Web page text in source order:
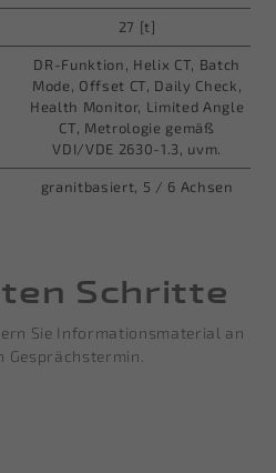
27 [t]
DR-Funktion, Helix CT, Batch
Mode, Offset CT, Daily Check,
Health Monitor, Limited Angle
CT, Metrologie gemäß
VDI/VDE 2630-1.3, uvm.
granitbasiert, 5 / 6 Achsen
Schritte
Sie Informationsmaterial an
Gesprächstermin.